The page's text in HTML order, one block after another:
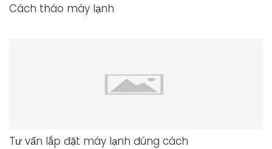
Cách tháo máy lạnh
Tư vấn lắp đặt máy lạnh đúng cách